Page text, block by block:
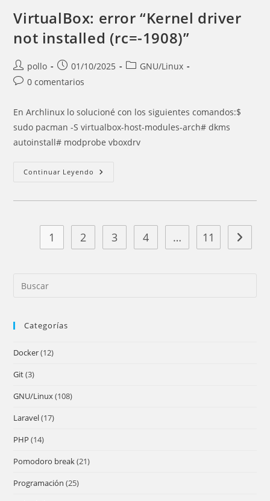
VirtualBox: error “Kernel driver
not installed (rc=-1908)”
Autor
de
pollo
Entrada
publicada:
01/10/2025
Categoría
GNU/Linux
Comentarios
la
entrada:
0 comentarios
En Archlinux lo solucioné con los siguientes comandos:$
sudo pacman -S virtualbox-host-modules-arch# dkms
autoinstall# modprobe vboxdrv
Continuar Leyendo VirtualBox:
(rc=-1908)”
1 2 3 4 … 11 Ir a la
Categorías
Docker(12)
Git(3)
GNU/Linux(108)
Laravel(17)
PHP (14)
Pomodoro break(21)
Programación (25)